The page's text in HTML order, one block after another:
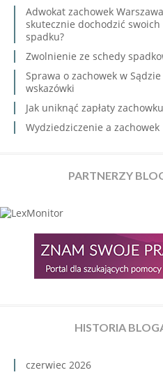
Adwokat zachowek
skutecznie dochodzić
spadku?
Zwolnienie ze schedy
Sprawa o zachowek w
wskazówki
Jak uniknąć zapłaty
Wydziedziczenie a zachowek
PARTNERZY
HISTORIA
czerwiec 2026